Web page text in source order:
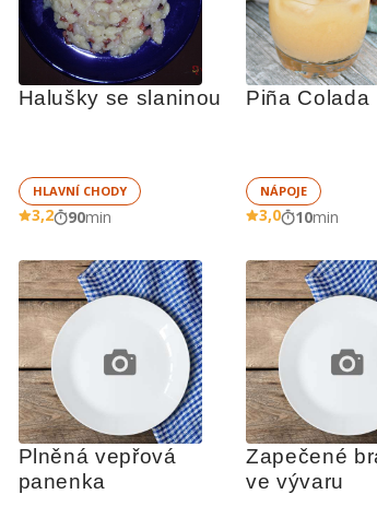
Halušky se slaninou
HLAVNÍ CHODY
3,2 90min
Piña Colada
NÁPOJE
3,0 10min
Plněná vepřová
panenka
Zapečené
ve vývaru